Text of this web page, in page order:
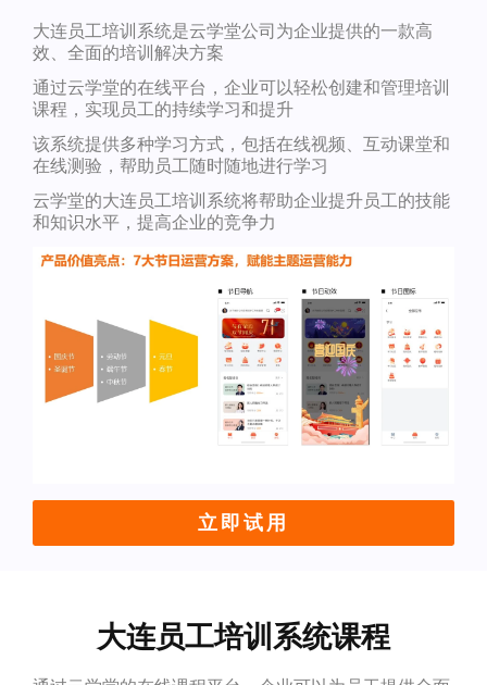
大连员工培训系统是云学堂公司为企业提供的一款高
效、全面的培训解决方案
通过云学堂的在线平台，企业可以轻松创建和管理培训
课程，实现员工的持续学习和提升
该系统提供多种学习方式，包括在线视频、互动课堂和
在线测验，帮助员工随时随地进行学习
云学堂的大连员工培训系统将帮助企业提升员工的技能
和知识水平，提高企业的竞争力
立即试用
大连员工培训系统课程